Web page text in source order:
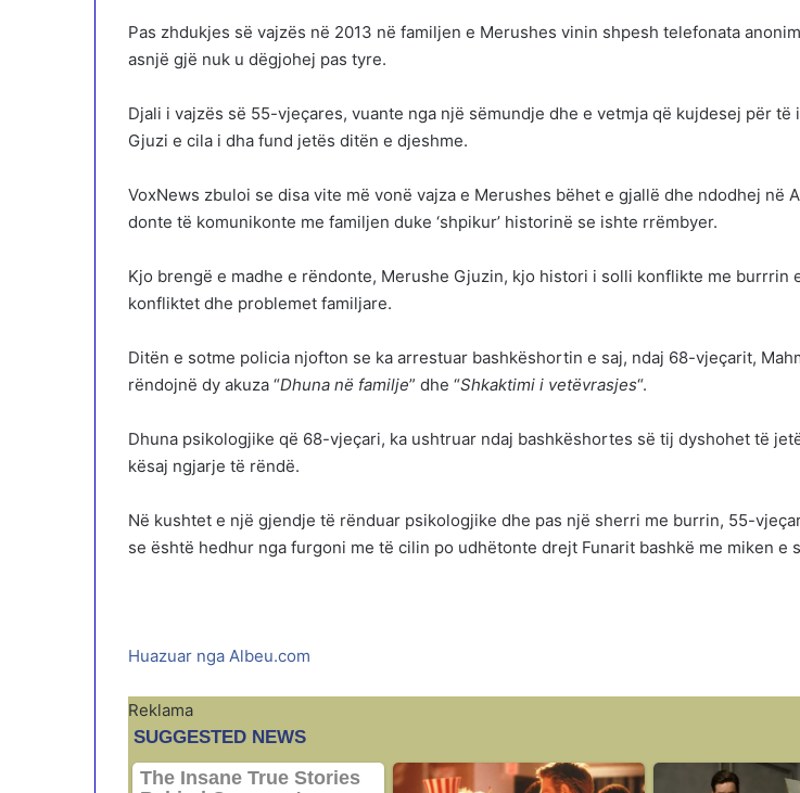
Pas zhdukjes së vajzës në 2013 në familjen e Merushes vinin shpesh telefonata
asnjë gjë nuk u dëgjohej pas tyre.
Djali i vajzës së 55-vjeçares, vuante nga një sëmundje dhe e vetmja që kujdesej për të
Gjuzi e cila i dha fund jetës ditën e djeshme.
VoxNews zbuloi se disa vite më vonë vajza e Merushes bëhet e gjallë dhe ndodhej në
donte të komunikonte me familjen duke ‘shpikur’ historinë se ishte rrëmbyer.
Kjo brengë e madhe e rëndonte, Merushe Gjuzin, kjo histori i solli konflikte me burrrin
konfliktet dhe problemet familjare.
Ditën e sotme policia njofton se ka arrestuar bashkëshortin e saj, ndaj 68-vjeçarit,
rëndojnë dy akuza “Dhuna në familje” dhe “Shkaktimi i vetëvrasjes“.
Dhuna psikologjike që 68-vjeçari, ka ushtruar ndaj bashkëshortes së tij dyshohet të
kësaj ngjarje të rëndë.
Në kushtet e një gjendje të rënduar psikologjike dhe pas një sherri me burrin, 55-
se është hedhur nga furgoni me të cilin po udhëtonte drejt Funarit bashkë me miken e
Huazuar nga Albeu.com
Reklama